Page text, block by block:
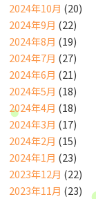
2024年10月 (20)
2024年9月 (22)
2024年8月 (19)
2024年7月 (27)
2024年6月 (21)
2024年5月 (18)
2024年4月 (18)
2024年3月 (17)
2024年2月 (15)
2024年1月 (23)
2023年12月 (22)
2023年11月 (23)